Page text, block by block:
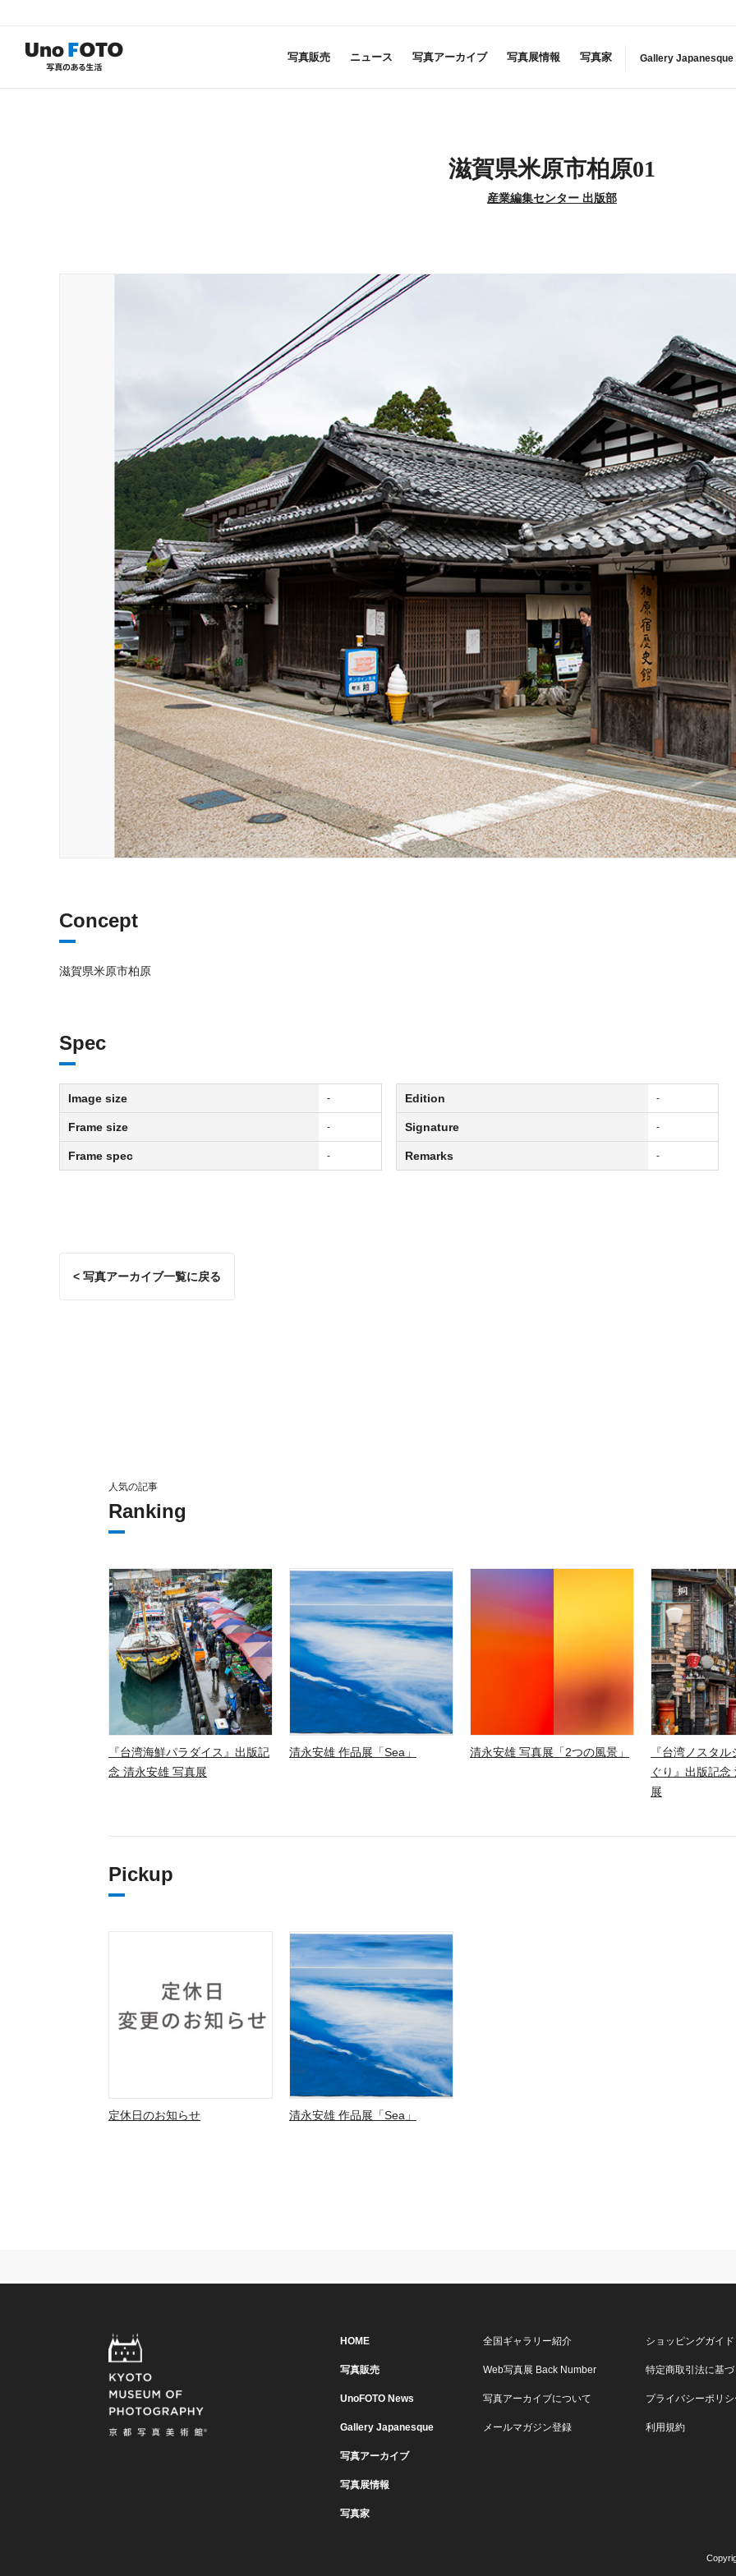
写真販売 ニュース 写真アーカイブ 写真展情報 写真家 Gallery Japanesque
滋賀県米原市柏原01
産業編集センター 出版部
Concept
滋賀県米原市柏原
Spec
Image size -
Frame size -
Frame spec -
Edition -
Signature -
Remarks -
< 写真アーカイブ一覧に戻る
人気の記事
Ranking
『台湾海鮮パラダイス』出版記
念 清永安雄 写真展
清永安雄 作品展「Sea」 清永安雄 写真展「2つの風景」
『台湾ノスタ
ぐり』出版記
展
Pickup
定休日のお知らせ 清永安雄 作品展「Sea」
HOME
写真販売
UnoFOTO News
Gallery Japanesque
写真アーカイブ
写真展情報
写真家
全国ギャラリー紹介
Web写真展 Back Number
写真アーカイブについて
メールマガジン登録
ショッピングガイド
特定商取引法に基
プライバシーポリ
利用規約